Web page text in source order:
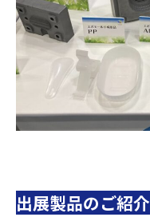
出展製品のご紹介